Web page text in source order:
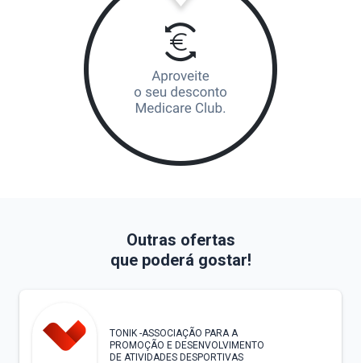
Outras ofertas
que poderá gostar!
TONIK -ASSOCIAÇÃO PARA A
PROMOÇÃO E DESENVOLVIMENTO
DE ATIVIDADES DESPORTIVAS